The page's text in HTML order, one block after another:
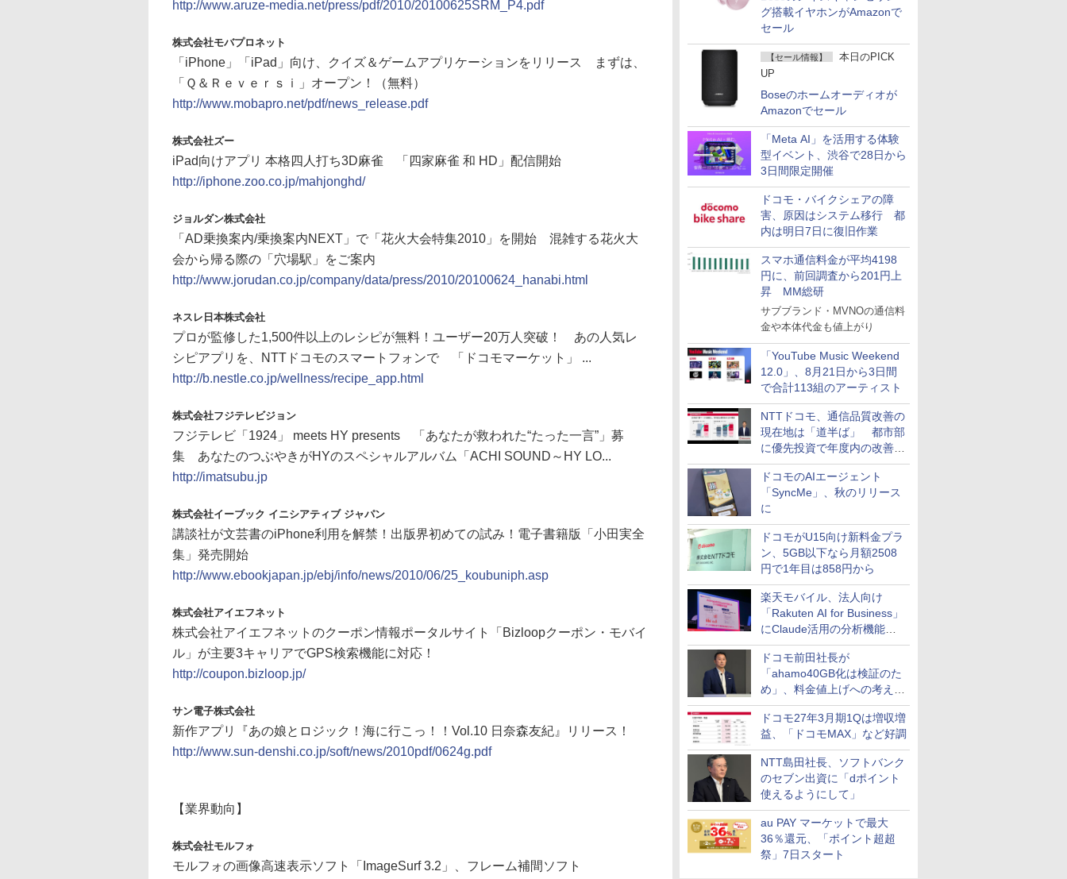
グ搭載イヤホンがAmazonで
セール
【セール情報】
本日のPICK
UP
Boseのホームオーディオが
Amazonでセール
「Meta AI」を活用する体験
型イベント、渋谷で28日から
3日間限定開催
ドコモ・バイクシェアの障
害、原因はシステム移行 都
内は明日7日に復旧作業
スマホ通信料金が平均4198
円に、前回調査から201円上
昇 MM総研
サブブランド・MVNOの通信料
金や本体代金も値上がり
「YouTube Music Weekend
12.0」、8月21日から3日間
で合計113組のアーティスト
NTTドコモ、通信品質改善の
現在地は「道半ば」 都市部
に優先投資で年度内の改善目
指す
ドコモのAIエージェント
「SyncMe」、秋のリリース
に
ドコモがU15向け新料金プラ
ン、5GB以下なら月額2508
円で1年目は858円から
楽天モバイル、法人向け
「Rakuten AI for Business」
にClaude活用の分析機能な
どを追加
ドコモ前田社長が
「ahamo40GB化は検証のた
め」、料金値上げへの考え方
にも言及
ドコモ27年3月期1Qは増収増
益、「ドコモMAX」など好調
NTT島田社長、ソフトバンク
のセブン出資に「dポイント
使えるようにして」
au PAY マーケットで最大
36％還元、「ポイント超超
祭」7日スタート
http://www.aruze-media.net/press/pdf/2010/20100625SRM_P4.pdf
株式会社モバプロネット
「iPhone」「iPad」向け、クイズ＆ゲームアプリケーションをリリース まずは、
「Ｑ＆Ｒｅｖｅｒｓｉ」オープン！（無料）
http://www.mobapro.net/pdf/news_release.pdf
株式会社ズー
iPad向けアプリ 本格四人打ち3D麻雀 「四家麻雀 和 HD」配信開始
http://iphone.zoo.co.jp/mahjonghd/
ジョルダン株式会社
「AD乗換案内/乗換案内NEXT」で「花火大会特集2010」を開始 混雑する花火大
会から帰る際の「穴場駅」をご案内
http://www.jorudan.co.jp/company/data/press/2010/20100624_hanabi.html
ネスレ日本株式会社
プロが監修した1,500件以上のレシピが無料！ユーザー20万人突破！ あの人気レ
シピアプリを、NTTドコモのスマートフォンで 「ドコモマーケット」 ...
http://b.nestle.co.jp/wellness/recipe_app.html
株式会社フジテレビジョン
フジテレビ「1924」 meets HY presents 「あなたが救われた“たった一言”」募
集 あなたのつぶやきがHYのスペシャルアルバム「ACHI SOUND～HY LO...
http://imatsubu.jp
株式会社イーブック イニシアティブ ジャパン
講談社が文芸書のiPhone利用を解禁！出版界初めての試み！電子書籍版「小田実全
集」発売開始
http://www.ebookjapan.jp/ebj/info/news/2010/06/25_koubuniph.asp
株式会社アイエフネット
株式会社アイエフネットのクーポン情報ポータルサイト「Bizloopクーポン・モバイ
ル」が主要3キャリアでGPS検索機能に対応！
http://coupon.bizloop.jp/
サン電子株式会社
新作アプリ『あの娘とロジック！海に行こっ！！Vol.10 日奈森友紀』リリース！
http://www.sun-denshi.co.jp/soft/news/2010pdf/0624g.pdf
【業界動向】
株式会社モルフォ
モルフォの画像高速表示ソフト「ImageSurf 3.2」、フレーム補間ソフト